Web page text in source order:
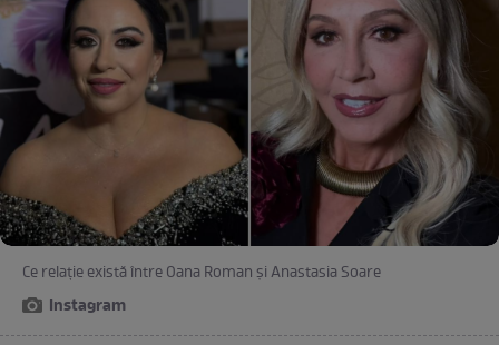
Ce relație există între Oana Roman și Anastasia Soare
Instagram